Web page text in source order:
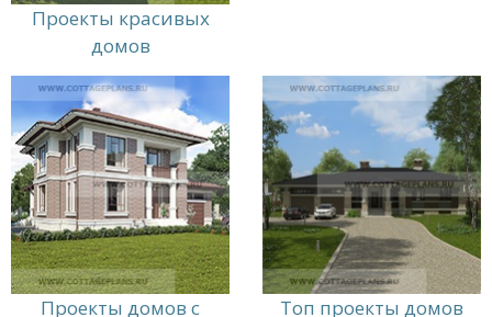
дом или коттедж. Свяжитесь с нами сегодня,
чтобы узнать больше о наших проектах домов и
начать процесс создания своего идеального
дома или коттеджа.
Проекты красивых
домов
Проекты домов с
Топ проекты домов